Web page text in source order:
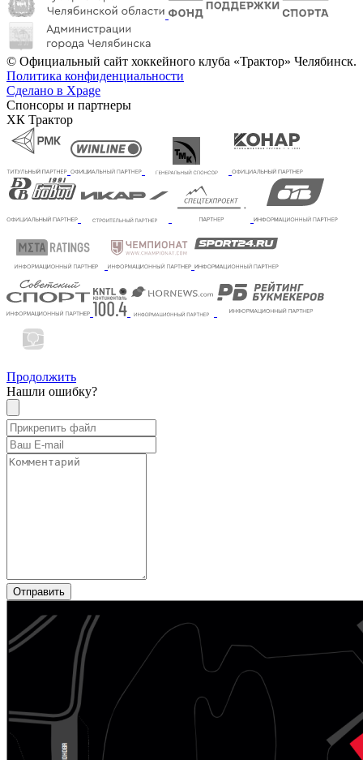
© Официальный сайт хоккейного клуба «Трактор» Челябинск.
Политика конфиденциальности
Сделано в Xpage
Спонсоры и партнеры
ХК Трактор
Продолжить
Нашли ошибку?